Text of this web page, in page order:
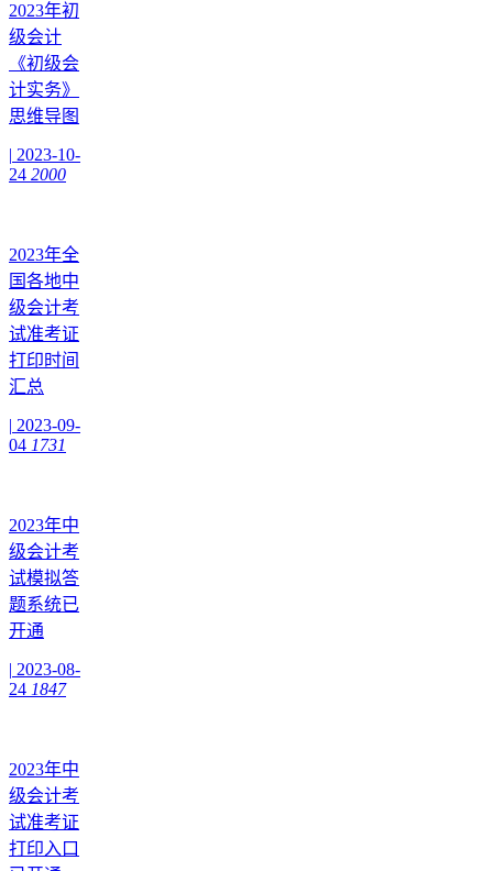
2023年初
级会计
《初级会
计实务》
思维导图
| 2023-10-
24 2000
2023年全
国各地中
级会计考
试准考证
打印时间
汇总
| 2023-09-
04 1731
2023年中
级会计考
试模拟答
题系统已
开通
| 2023-08-
24 1847
2023年中
级会计考
试准考证
打印入口